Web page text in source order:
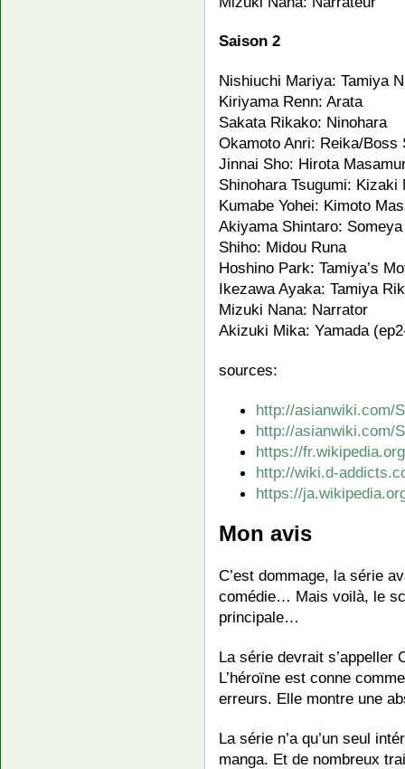
Saison 2
Nishiuchi Mariya: Tamiya
Kiriyama Renn: Arata
Sakata Rikako: Ninohara
Okamoto Anri: Reika/Boss
Jinnai Sho: Hirota
Shinohara Tsugumi: Kizaki
Kumabe Yohei: Kimoto
Akiyama Shintaro:
Shiho: Midou Runa
Hoshino Park: Tamiya’s
Ikezawa Ayaka: Tamiya
Mizuki Nana: Narrator
Akizuki Mika: Yamada
sources:
http://asianwiki.com/
http://asianwiki.com/
https://
http://wiki.d-
https://
Mon avis
C’est dommage, la série
comédie… Mais voilà, le
principale…
La série devrait s’appeller
L’héroïne est conne
erreurs. Elle montre une
La série n’a qu’un seul
manga. Et de nombreux